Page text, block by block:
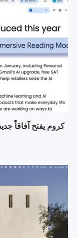
كروم يفتح آفاقاً